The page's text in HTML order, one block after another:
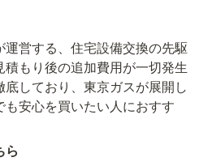
営する、住宅設備交換の先駆
もり後の追加費用が一切発生
しており、東京ガスが展開し
安心を買いたい人におすす
ら